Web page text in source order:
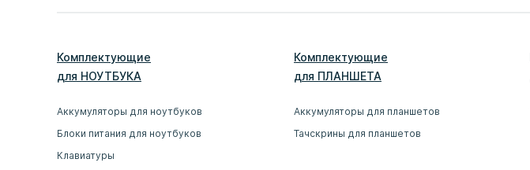
Комплектующие
для НОУТБУКА
Аккумуляторы для ноутбуков
Блоки питания для ноутбуков
Клавиатуры
Комплектующие
для ПЛАНШЕТА
Аккумуляторы для планшетов
Тачскрины для планшетов